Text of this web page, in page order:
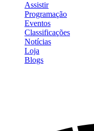
Assistir
Programação
Eventos
Classificações
Notícias
Loja
Blogs